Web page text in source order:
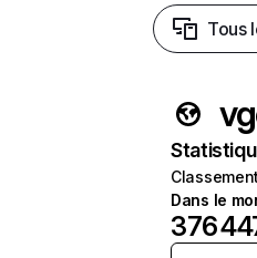
Tous
Dans le
376